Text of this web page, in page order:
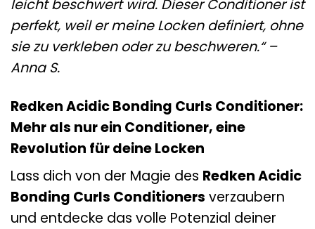
leicht beschwert wird. Dieser Conditioner ist
perfekt, weil er meine Locken definiert, ohne
sie zu verkleben oder zu beschweren.“ –
Anna S.
Redken Acidic Bonding Curls Conditioner:
Mehr als nur ein Conditioner, eine
Revolution für deine Locken
Lass dich von der Magie des Redken Acidic
Bonding Curls Conditioners verzaubern
und entdecke das volle Potenzial deiner